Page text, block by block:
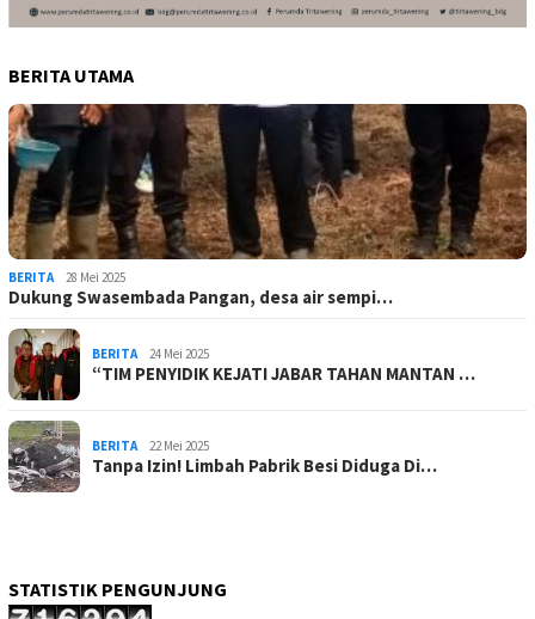
BERITA UTAMA
BERITA 28 Mei 2025
Dukung Swasembada Pangan, desa air sempi…
BERITA 24 Mei 2025
“TIM PENYIDIK KEJATI JABAR TAHAN MANTAN …
BERITA 22 Mei 2025
Tanpa Izin! Limbah Pabrik Besi Diduga Di…
STATISTIK PENGUNJUNG